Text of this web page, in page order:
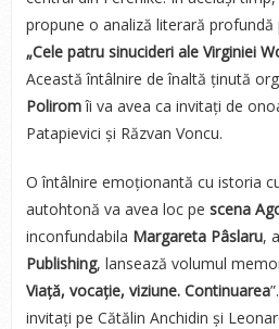
propune o analiză literară profundă
„Cele patru sinucideri ale Virginiei
Această întâlnire de înaltă ținută
Poliromîi va avea ca invitați de
Patapievici și Răzvan Voncu.
O întâlnire emoționantă cu istoria
autohtonă va avea loc pe scena
inconfundabila Margareta Pâslaru,
Publishing, lansează volumul
Viață, vocație, viziune. Continuarea
invitați pe Cătălin Anchidin și